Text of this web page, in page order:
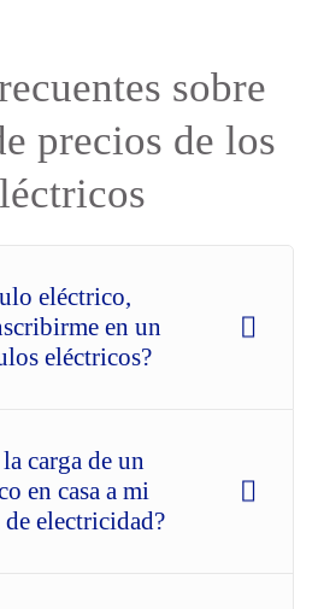
sobre
precios de los
eléctrico,
en un
eléctricos?
carga de un
en casa a mi
electricidad?